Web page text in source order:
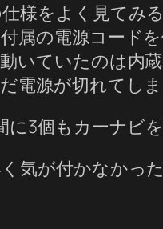
様をよく見てみ
属の電源コード
いていたのは内
電源が切れてし
に3個もカーナビ
気が付かなかっ